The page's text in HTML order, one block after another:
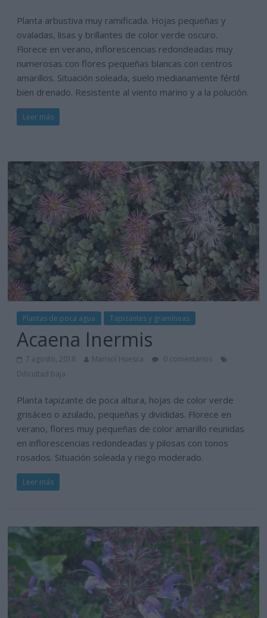
Planta arbustiva muy ramificada. Hojas pequeñas y
ovaladas, lisas y brillantes de color verde oscuro.
Florece en verano, inflorescencias redondeadas muy
numerosas con flores pequeñas blancas con centros
amarillos. Situación soleada, suelo medianamente fértil
bien drenado. Resistente al viento marino y a la polución.
Leer más
Plantas de poca agua Tapizantes y gramíneas
Acaena Inermis
7 agosto, 2018 Marisol Huesca
0 comentarios
Dificultad baja
Planta tapizante de poca altura, hojas de color verde
grisáceo o azulado, pequeñas y divididas. Florece en
verano, flores muy pequeñas de color amarillo reunidas
en inflorescencias redondeadas y pilosas con tonos
rosados. Situación soleada y riego moderado.
Leer más